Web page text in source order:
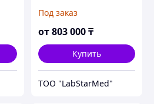
Под заказ
от803 000₸
Купить
ТОО "LabStarMed"